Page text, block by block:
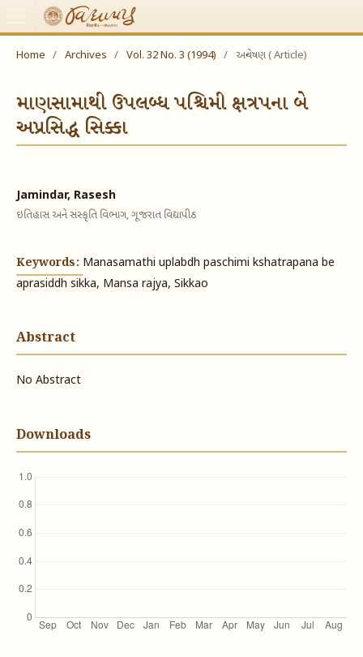
Home / Archives / Vol. 32 No. 3 (1994) / અન્વેષણ ( Article)
માણસામાથી ઉપલબ્ધ પશ્ચિમી ક્ષત્રપના બે
અપ્રસિદ્ધ સિક્કા
Jamindar, Rasesh
ઇતિહાસ અને સંસ્કૃતિ વિભાગ, ગૂજરાત વિદ્યાપીઠ
Keywords: Manasamathi uplabdh paschimi kshatrapana be
aprasiddh sikka, Mansa rajya, Sikkao
Abstract
No Abstract
Downloads